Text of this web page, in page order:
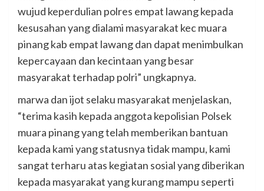
wujud keperdulian polres empat lawang kepada
kesusahan yang dialami masyarakat kec muara
pinang kab empat lawang dan dapat menimbulkan
kepercayaan dan kecintaan yang besar
masyarakat terhadap polri” ungkapnya.
marwa dan ijot selaku masyarakat menjelaskan,
“terima kasih kepada anggota kepolisian Polsek
muara pinang yang telah memberikan bantuan
kepada kami yang statusnya tidak mampu, kami
sangat terharu atas kegiatan sosial yang diberikan
kepada masyarakat yang kurang mampu seperti